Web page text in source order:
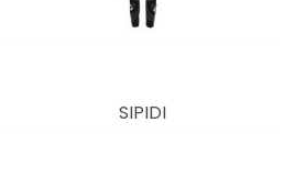
SIPIDI